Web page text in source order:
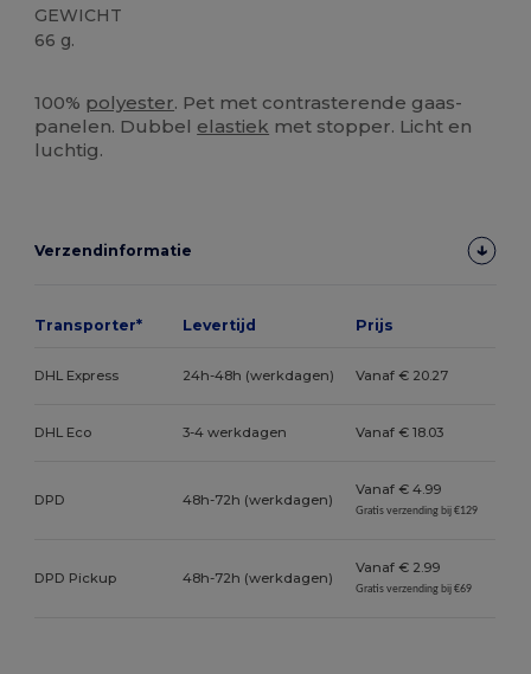
GEWICHT
66 g.
100% polyester. Pet met contrasterende gaas-
panelen. Dubbel elastiek met stopper. Licht en
luchtig.
Verzendinformatie
Transporter* Levertijd Prijs
DHL Express 24h-48h (werkdagen) Vanaf € 20.27
DHL Eco 3-4 werkdagen Vanaf € 18.03
DPD 48h-72h (werkdagen)
Vanaf € 4.99
Gratis verzending bij €129
DPD Pickup 48h-72h (werkdagen)
Vanaf € 2.99
Gratis verzending bij €69